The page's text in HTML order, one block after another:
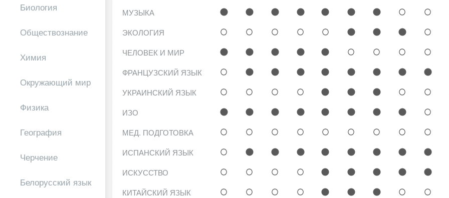
Биология
Обществознание
Химия
Окружающий мир
Физика
География
Черчение
Белорусский язык
МУЗЫКА
1 2 3 4 5 6 7 8 9
ЭКОЛОГИЯ
1 2 3 4 5 6 7 8 9
ЧЕЛОВЕК И МИР
1 2 3 4 5 6 7 8 9
ФРАНЦУЗСКИЙ ЯЗЫК
1 2 3 4 5 6 7 8 9
УКРАИНСКИЙ ЯЗЫК
1 2 3 4 5 6 7 8 9
ИЗО
1 2 3 4 5 6 7 8 9
МЕД. ПОДГОТОВКА
1 2 3 4 5 6 7 8 9
ИСПАНСКИЙ ЯЗЫК
1 2 3 4 5 6 7 8 9
ИСКУССТВО
1 2 3 4 5 6 7 8 9
КИТАЙСКИЙ ЯЗЫК
1 2 3 4 5 6 7 8 9